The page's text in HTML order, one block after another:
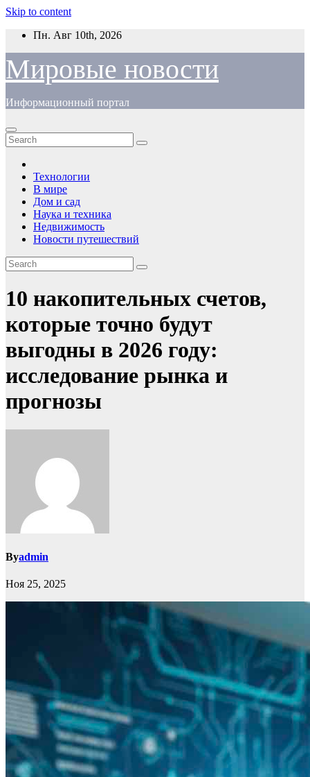
Skip to content
Пн. Авг 10th, 2026
Мировые новости
Информационный портал
Технологии
В мире
Дом и сад
Наука и техника
Недвижимость
Новости путешествий
10 накопительных счетов,
которые точно будут
выгодны в 2026 году:
исследование рынка и
прогнозы
Byadmin
Ноя 25, 2025